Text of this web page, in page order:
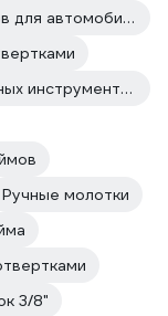
Универсальные (наборы инструментов для автомобиля в чемодане)
Наборы комбинированных шестигранных инструментов
Ручные молотки
3/8"